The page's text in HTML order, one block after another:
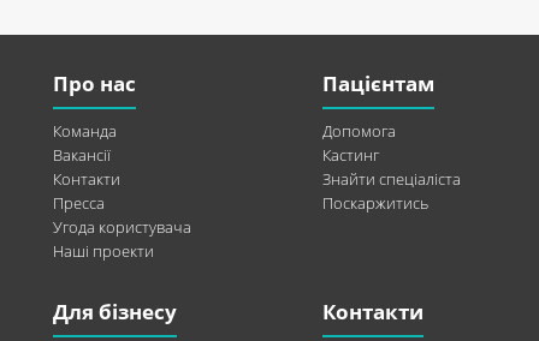
Про нас
Команда
Вакансії
Контакти
Пресса
Угода користувача
Наші проекти
Пацієнтам
Допомога
Кастинг
Знайти спеціаліста
Поскаржитись
Для бізнесу Контакти